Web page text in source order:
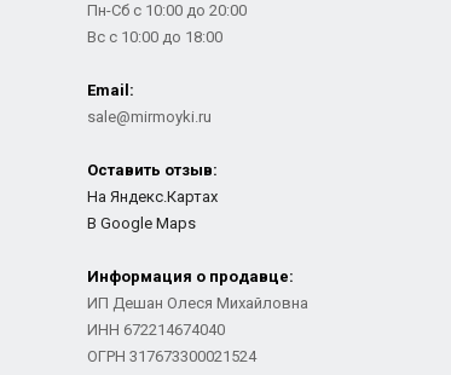
Пн-Сб с 10:00 до 20:00
Вс с 10:00 до 18:00
Email:
sale@mirmoyki.ru
Оставить отзыв:
На Яндекс.Картах
В Google Maps
Информация о продавце:
ИП Дешан Олеся Михайловна
ИНН 672214674040
ОГРН 317673300021524